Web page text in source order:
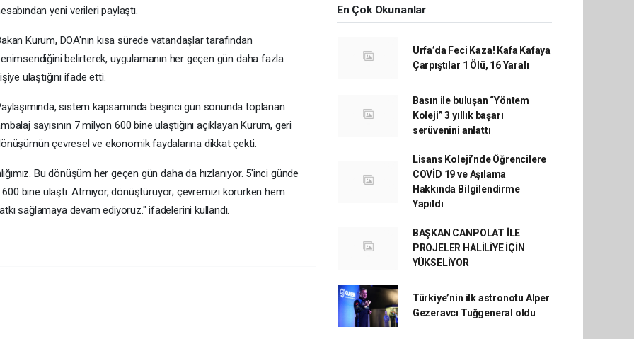
yeni verileri paylaştı.
Kurum, DOA'nın kısa sürede vatandaşlar tarafından
belirterek, uygulamanın her geçen gün daha fazla
ulaştığını ifade etti.
sistem kapsamında beşinci gün sonunda toplanan
sayısının 7 milyon 600 bine ulaştığını açıklayan Kurum, geri
çevresel ve ekonomik faydalarına dikkat çekti.
Bu dönüşüm her geçen gün daha da hızlanıyor. 5'inci günde
600 bine ulaştı. Atmıyor, dönüştürüyor; çevremizi korurken hem
sağlamaya devam ediyoruz." ifadelerini kullandı.
En Çok Okunanlar
Urfa’da Feci Kaza! Kafa Kafaya
Çarpıştılar 1 Ölü, 16 Yaralı
Basın ile buluşan “Yöntem
Koleji” 3 yıllık başarı
serüvenini anlattı
Lisans Koleji’nde Öğrencilere
COVİD 19 ve Aşılama
Hakkında Bilgilendirme
Yapıldı
BAŞKAN CANPOLAT İLE
PROJELER HALİLİYE İÇİN
YÜKSELİYOR
Türkiye’nin ilk astronotu Alper
Gezeravcı Tuğgeneral oldu